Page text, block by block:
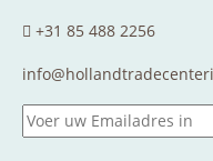
+31 85 488 2256